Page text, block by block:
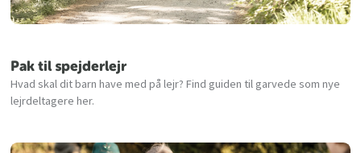
Pak til spejderlejr
Hvad skal dit barn have med på lejr? Find guiden til garvede som nye
lejrdeltagere her.